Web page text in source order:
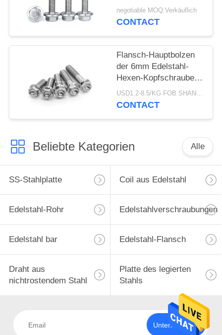
Kolben-Schweißung,
die T-Stück verringert
negotiable MOQ:Verkäuflich
CONTACT
Flansch-Hauptbolzen
der 6mm Edelstahl-
Hexen-Kopfschraube-
ASTM A193
USD1.2-8.5/KG FOB SHANGHAI MOQ:10Pieces
CONTACT
Beliebte Kategorien Alle
SS-Stahlplatte Coil aus Edelstahl
Edelstahl-Rohr Edelstahlverschraubungen
Edelstahl bar Edelstahl-Flansch
Draht aus
nichtrostendem Stahl
Platte des legierten
Stahls
Unterzeichnen